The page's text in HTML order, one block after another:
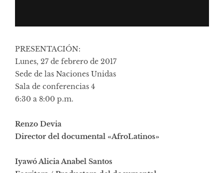
PRESENTACIÓN:
Lunes, 27 de febrero de 2017
Sede de las Naciones Unidas
Sala de conferencias 4
6:30 a 8:00 p.m.
Renzo Devia
Director del documental «AfroLatinos»
Iyawó Alicia Anabel Santos